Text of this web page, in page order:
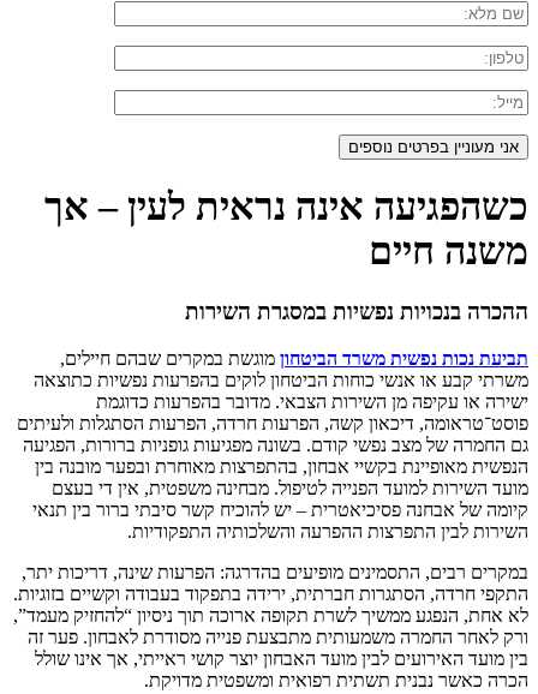
כשהפגיעה אינה נראית לעין – אך
משנה חיים
ההכרה בנכויות נפשיות במסגרת השירות
תביעת נכות נפשית משרד הביטחון מוגשת במקרים שבהם חיילים,
משרתי קבע או אנשי כוחות הביטחון לוקים בהפרעות נפשיות כתוצאה
ישירה או עקיפה מן השירות הצבאי. מדובר בהפרעות כדוגמת
פוסט־טראומה, דיכאון קשה, הפרעות חרדה, הפרעות הסתגלות ולעיתים
גם החמרה של מצב נפשי קודם. בשונה מפגיעות גופניות ברורות, הפגיעה
הנפשית מאופיינת בקשיי אבחון, בהתפרצות מאוחרת ובפער מובנה בין
מועד השירות למועד הפנייה לטיפול. מבחינה משפטית, אין די בעצם
קיומה של אבחנה פסיכיאטרית – יש להוכיח קשר סיבתי ברור בין תנאי
השירות לבין התפרצות ההפרעה והשלכותיה התפקודיות.
במקרים רבים, התסמינים מופיעים בהדרגה: הפרעות שינה, דריכות יתר,
התקפי חרדה, הסתגרות חברתית, ירידה בתפקוד בעבודה וקשיים בזוגיות.
לא אחת, הנפגע ממשיך לשרת תקופה ארוכה תוך ניסיון “להחזיק מעמד”,
ורק לאחר החמרה משמעותית מתבצעת פנייה מסודרת לאבחון. פער זה
בין מועד האירועים לבין מועד האבחון יוצר קושי ראייתי, אך אינו שולל
הכרה כאשר נבנית תשתית רפואית ומשפטית מדויקת.